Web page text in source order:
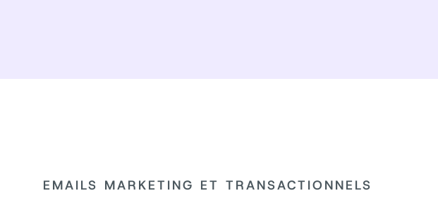
EMAILS MARKETING ET TRANSACTIONNELS